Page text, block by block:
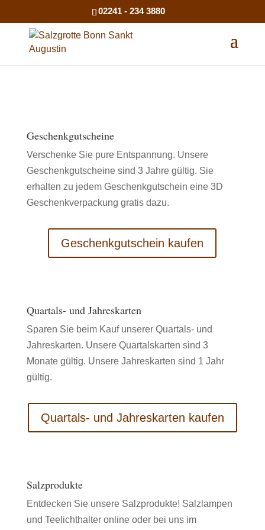
02241 - 234 3880
Geschenkgutscheine
Verschenke Sie pure Entspannung. Unsere
Geschenkgutscheine sind 3 Jahre gültig. Sie
erhalten zu jedem Geschenkgutschein eine 3D
Geschenkverpackung gratis dazu.
Geschenkgutschein kaufen
Quartals- und Jahreskarten
Sparen Sie beim Kauf unserer Quartals- und
Jahreskarten. Unsere Quartalskarten sind 3
Monate gültig. Unsere Jahreskarten sind 1 Jahr
gültig.
Quartals- und Jahreskarten kaufen
Salzprodukte
Entdecken Sie unsere Salzprodukte! Salzlampen
und Teelichthalter online oder bei uns im